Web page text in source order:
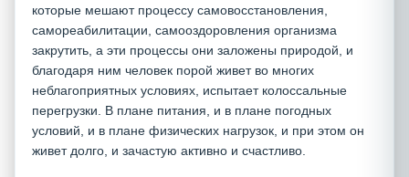
которые мешают процессу самовосстановления,
самореабилитации, самооздоровления организма
закрутить, а эти процессы они заложены природой, и
благодаря ним человек порой живет во многих
неблагоприятных условиях, испытает колоссальные
перегрузки. В плане питания, и в плане погодных
условий, и в плане физических нагрузок, и при этом он
живет долго, и зачастую активно и счастливо.